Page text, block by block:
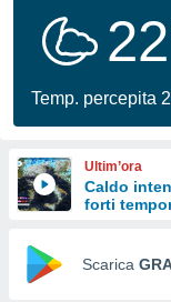
per
le
di
Web
Temp. percepita
Ultim’ora
Caldo
forti
Scarica